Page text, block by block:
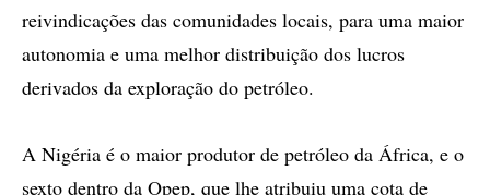
reivindicações das comunidades locais, para uma maior
autonomia e uma melhor distribuição dos lucros
derivados da exploração do petróleo.
A Nigéria é o maior produtor de petróleo da África, e o
sexto dentro da Opep, que lhe atribuiu uma cota de